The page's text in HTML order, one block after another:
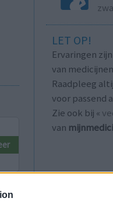
LET OP!
Ervaringen
van
Raadpleeg
voor passend
Zie ook bij «
van